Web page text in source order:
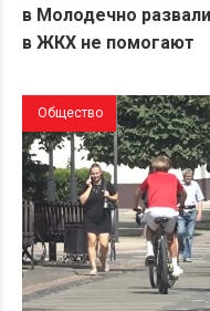
в Молодечно
в ЖКХ не помогают
Общество